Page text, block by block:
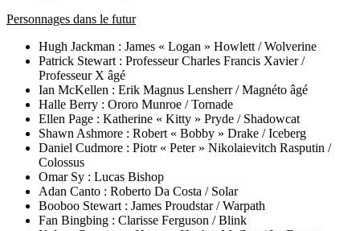
Personnages dans le futur
Hugh Jackman : James « Logan » Howlett / Wolverine
Patrick Stewart : Professeur Charles Francis Xavier /
Professeur X âgé
Ian McKellen : Erik Magnus Lensherr / Magnéto âgé
Halle Berry : Ororo Munroe / Tornade
Ellen Page : Katherine « Kitty » Pryde / Shadowcat
Shawn Ashmore : Robert « Bobby » Drake / Iceberg
Daniel Cudmore : Piotr « Peter » Nikolaievitch Rasputin /
Colossus
Omar Sy : Lucas Bishop
Adan Canto : Roberto Da Costa / Solar
Booboo Stewart : James Proudstar / Warpath
Fan Bingbing : Clarisse Ferguson / Blink